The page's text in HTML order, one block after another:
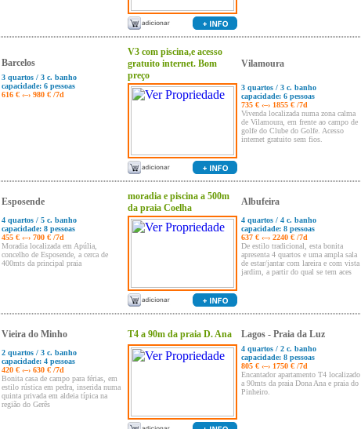
Barcelos
3 quartos / 3 c. banho
capacidade: 6 pessoas
616 € ‹–› 980 € /7d
V3 com piscina,e acesso
gratuito internet. Bom
preço
Vilamoura
3 quartos / 3 c. banho
capacidade: 6 pessoas
735 € ‹–› 1855 € /7d
Vivenda localizada numa zona calma
de Vilamoura, em frente ao campo de
golfe do Clube do Golfe. Acesso
internet gratuito sem fios.
Esposende
4 quartos / 5 c. banho
capacidade: 8 pessoas
455 € ‹–› 700 € /7d
Moradia localizada em Apúlia,
concelho de Esposende, a cerca de
400mts da principal praia
moradia e piscina a 500m
da praia Coelha
Albufeira
4 quartos / 4 c. banho
capacidade: 8 pessoas
637 € ‹–› 2240 € /7d
De estilo tradicional, esta bonita
apresenta 4 quartos e uma ampla sala
de estar/jantar com lareira e com vista
jardim, a partir do qual se tem aces
Vieira do Minho
2 quartos / 3 c. banho
capacidade: 4 pessoas
420 € ‹–› 630 € /7d
Bonita casa de campo para férias, em
estilo rústica em pedra, inserida numa
quinta privada em aldeia típica na
região do Gerês
T4 a 90m da praia D. Ana Lagos - Praia da Luz
4 quartos / 2 c. banho
capacidade: 8 pessoas
805 € ‹–› 1750 € /7d
Encantador apartamento T4 localizado
a 90mts da praia Dona Ana e praia do
Pinheiro.